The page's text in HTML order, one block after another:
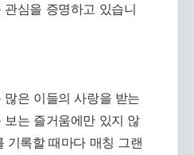
심을 증명하고 있습니
은 이들의 사랑을 받는
는 즐거움에만 있지 않
기록할 때마다 매칭 그랜